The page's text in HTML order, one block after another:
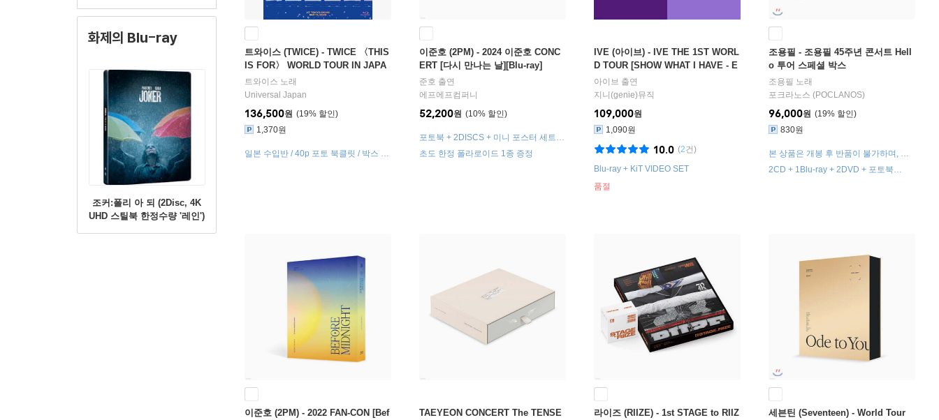
화제의 Blu-ray
조커:폴리 아 되 (2Disc, 4K
UHD 스틸북 한정수량 '레인')
트와이스 (TWICE) - TWICE 〈THIS
IS FOR〉 WORLD TOUR IN JAPA
N [초회한정반 Blu-ray]
트와이스 노래
Universal Japan
19%
136,500원
1,370원
일본 수입반 / 40p 포토 북클릿 / 박스 +
이준호 (2PM) - 2024 이준호 CONC
ERT [다시 만나는 날][Blu-ray]
준호 출연
에프에프컴퍼니
초도 한정 폴라로이드 1종 증정
10%
52,200원
포토북 + 2DISCS + 미니 포스터 세트 (3
종) + 클리어 필름 포토 + 포토카드 세트
(3종)
IVE (아이브) - IVE THE 1ST WORL
D TOUR [SHOW WHAT I HAVE - E
NCORE] Blu-ray + KiT VIDEO SET
아이브 출연
지니(genie)뮤직
109,000원
1,090원
(2건)
10.0
품절
Blu-ray + KiT VIDEO SET
조용필 - 조용필 45주년 콘서트 Hell
o 투어 스페셜 박스
조용필 노래
포크라노스 (POCLANOS)
2CD + 1Blu-ray + 2DVD + 포토북
19%
96,000원
830원
본 상품은 개봉 후 반품이 불가하며, 구
성품 불량인 경우 구성품에 한해 별도 교
이준호 (2PM) - 2022 FAN-CON [Bef
TAEYEON CONCERT The TENSE
라이즈 (RIIZE) - 1st STAGE to RIIZ
세븐틴 (Seventeen) - World Tour